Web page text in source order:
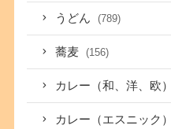
うどん (789)
蕎麦 (156)
カレー（和、洋、欧）
カレー（エスニック）